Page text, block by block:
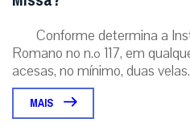
Conforme determina a
Romano no n.º 117, em
acesas, no mínimo, duas
MAIS